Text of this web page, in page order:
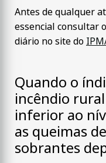
Antes de qualquer
essencial consultar
diário no site do
Quando o
incêndio
inferior ao
as queimas
sobrantes